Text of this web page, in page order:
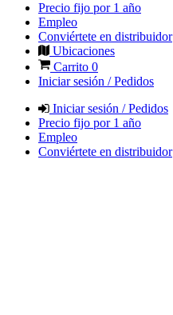
Precio fijo por 1 año
Empleo
Conviértete en distribuidor
Ubicaciones
Carrito 0
Iniciar sesión / Pedidos
Iniciar sesión / Pedidos
Precio fijo por 1 año
Empleo
Conviértete en distribuidor